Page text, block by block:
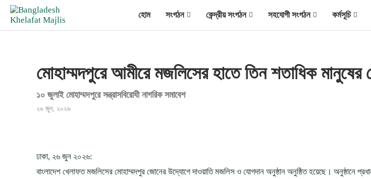
হোম সংগঠন কেন্দ্রীয় সংগঠন সহযোগী সংগঠন কর্মসূচি
মোহাম্মদপুরে আমীরে মজলিসের হাতে তিন শতাধিক মানুষের
১০ জুলাই মোহাম্মদপুরে সন্ত্রাসবিরোধী নাগরিক সমাবেশ
২৬ জুন, ২০২৬
ঢাকা, ২৬ জুন ২০২৬:
বাংলাদেশ খেলাফত মজলিসের মোহাম্মদপুর জোনের উদ্যোগে দাওয়াতি মজলিস ও যোগদান অনুষ্ঠান অনুষ্ঠিত হয়েছে। অনুষ্ঠানে